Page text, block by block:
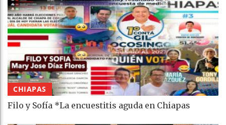
CHIAPAS
Filo y Sofía *La encuestitis aguda en Chiapas